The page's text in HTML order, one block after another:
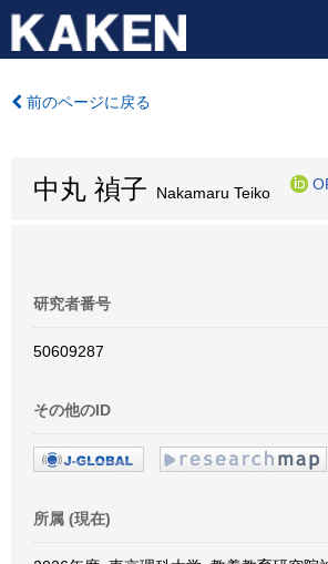
前のページに戻る
中丸 禎子 Nakamaru Teiko
研究者番号
50609287
その他のID
所属 (現在)